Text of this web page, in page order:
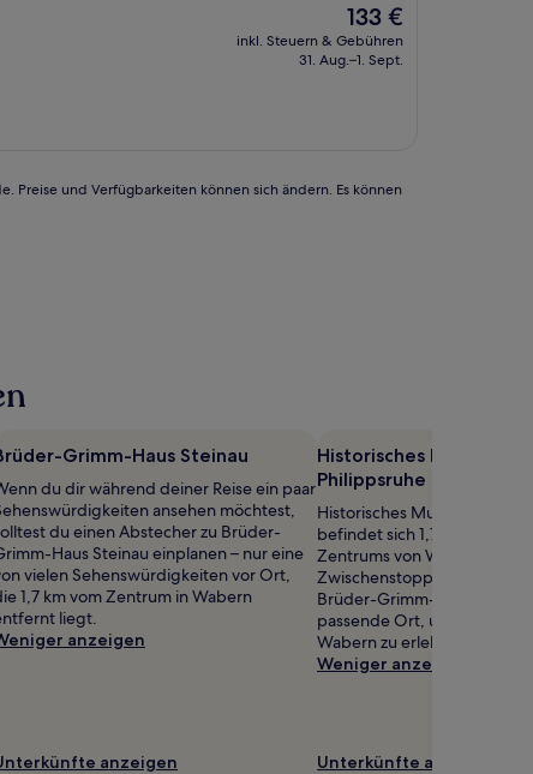
Der
Preis
beträgt
133 €
inkl. Steuern & Gebühren
31. Aug.–1. Sept.
Preise und Verfügbarkeiten können sich ändern. Es können
Grimm-Haus Steinau
du dir während deiner Reise ein paar
ansehen möchtest,
du einen Abstecher zu Brüder-
Haus Steinau einplanen – nur eine
vielen Sehenswürdigkeiten vor Ort,
1,7 km vom Zentrum in Wabern
liegt.
anzeigen
anzeigen
Historisches Museum
Philippsruhe
Historisches Museum
befindet sich 1,7 km
Zentrums von Wabern,
Zwischenstopp problemlos
Brüder-Grimm-Haus
passende Ort, um die
Wabern zu erleben.
Weniger anzeigen
Unterkünfte anzeigen